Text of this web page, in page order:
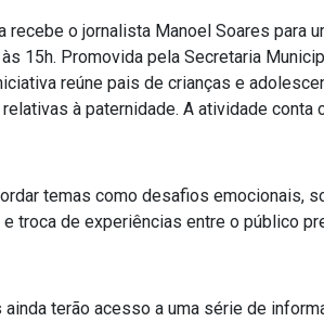
recebe o jornalista Manoel Soares para
15h. Promovida pela Secretaria
reúne pais de crianças e
à paternidade. A atividade conta
temas como desafios emocionais,
troca de experiências entre o público
ainda terão acesso a uma série de